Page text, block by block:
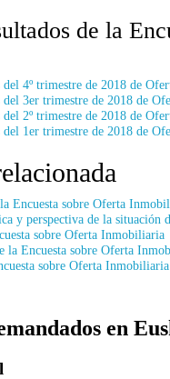
de la
4º trimestre de 2018 de
del 3er trimestre de 2018 de
2º trimestre de 2018 de
del 1er trimestre de 2018 de
Encuesta sobre Oferta
y perspectiva de la situación
sobre Oferta Inmobiliaria
la Encuesta sobre Oferta
sobre Oferta Inmobiliaria
en